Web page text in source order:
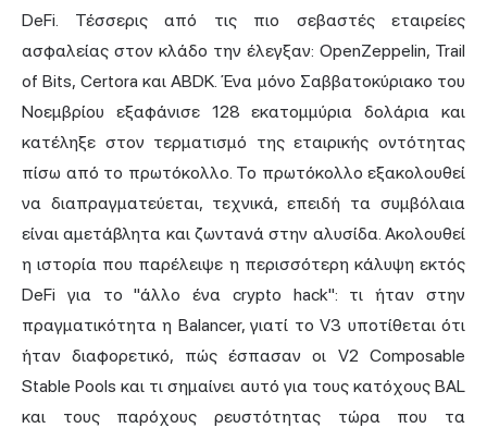
DeFi. Τέσσερις από τις πιο σεβαστές εταιρείες
ασφαλείας στον κλάδο την έλεγξαν: OpenZeppelin, Trail
of Bits, Certora και ABDK. Ένα μόνο Σαββατοκύριακο του
Νοεμβρίου εξαφάνισε 128 εκατομμύρια δολάρια και
κατέληξε στον τερματισμό της εταιρικής οντότητας
πίσω από το πρωτόκολλο. Το πρωτόκολλο εξακολουθεί
να διαπραγματεύεται, τεχνικά, επειδή τα συμβόλαια
είναι αμετάβλητα και ζωντανά στην αλυσίδα. Ακολουθεί
η ιστορία που παρέλειψε η περισσότερη κάλυψη εκτός
DeFi για το "άλλο ένα crypto hack": τι ήταν στην
πραγματικότητα η Balancer, γιατί το V3 υποτίθεται ότι
ήταν διαφορετικό, πώς έσπασαν οι V2 Composable
Stable Pools και τι σημαίνει αυτό για τους κατόχους BAL
και τους παρόχους ρευστότητας τώρα που τα